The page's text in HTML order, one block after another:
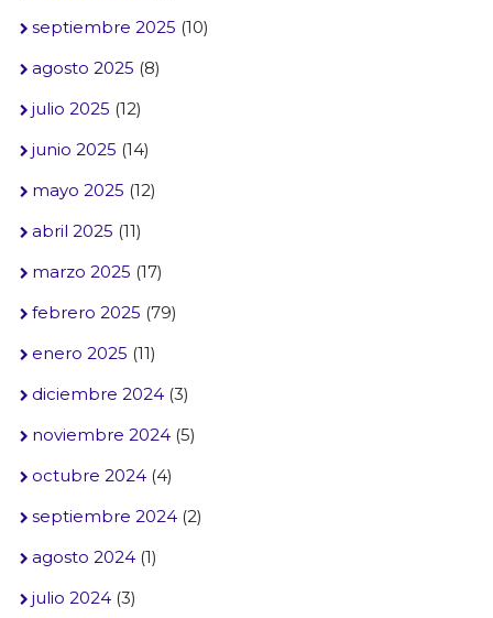
septiembre 2025 (10)
agosto 2025 (8)
julio 2025 (12)
junio 2025 (14)
mayo 2025 (12)
abril 2025 (11)
marzo 2025 (17)
febrero 2025 (79)
enero 2025 (11)
diciembre 2024(3)
noviembre 2024(5)
octubre 2024(4)
septiembre 2024(2)
agosto 2024(1)
julio 2024(3)